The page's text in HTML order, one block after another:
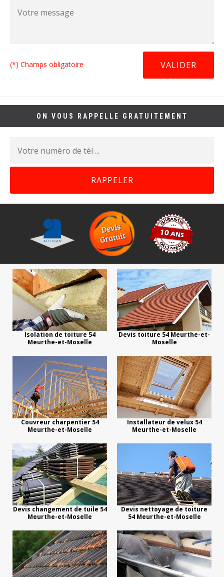
(*) Champs obligatoire
ON VOUS RAPPELLE GRATUITEMENT
Isolation de toiture 54
Meurthe-et-Moselle
Devis toiture 54 Meurthe-et-
Moselle
Couvreur charpentier 54
Meurthe-et-Moselle
Installateur de velux 54
Meurthe-et-Moselle
Devis changement de tuile 54
Meurthe-et-Moselle
Devis nettoyage de toiture
54 Meurthe-et-Moselle